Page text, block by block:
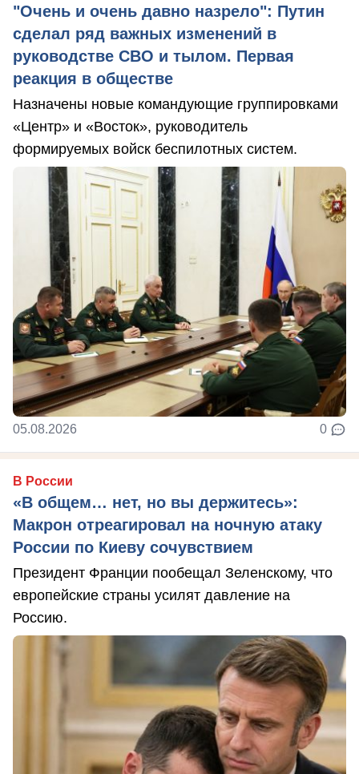
"Очень и очень давно назрело": Путин
сделал ряд важных изменений в
руководстве СВО и тылом. Первая
реакция в обществе
Назначены новые командующие группировками
«Центр» и «Восток», руководитель
формируемых войск беспилотных систем.
05.08.2026 0
В России
«В общем… нет, но вы держитесь»:
Макрон отреагировал на ночную атаку
России по Киеву сочувствием
Президент Франции пообещал Зеленскому, что
европейские страны усилят давление на
Россию.